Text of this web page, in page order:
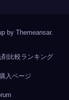
by Themeansar.
比較ランキング
入ページ